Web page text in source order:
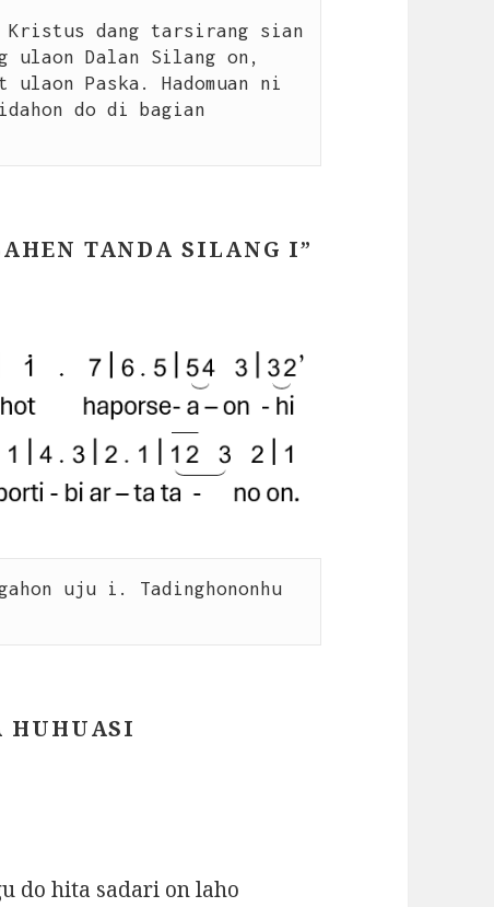
dang tarsirang sian
ulaon Dalan Silang on,
ulaon Paska. Hadomuan ni
do di bagian
TANDA SILANG I”
uju i. Tadinghononhu
HUHUASI
do hita sadari on laho